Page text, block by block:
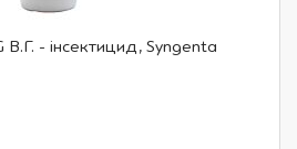
- інсектицид, Syngenta